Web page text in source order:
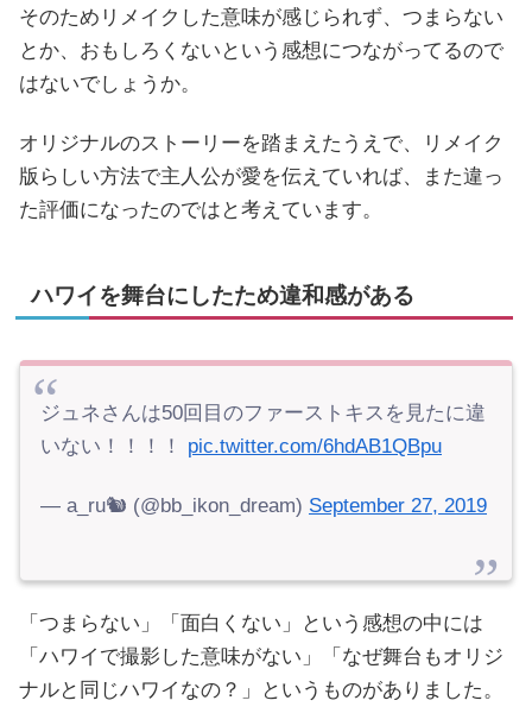
そのためリメイクした意味が感じられず、つまらない
とか、おもしろくないという感想につながってるので
はないでしょうか。
オリジナルのストーリーを踏まえたうえで、リメイク
版らしい方法で主人公が愛を伝えていれば、また違っ
た評価になったのではと考えています。
ハワイを舞台にしたため違和感がある
ジュネさんは50回目のファーストキスを見たに違
いない！！！！ pic.twitter.com/6hdAB1QBpu
— a_ru🐿 (@bb_ikon_dream) September 27, 2019
「つまらない」「面白くない」という感想の中には
「ハワイで撮影した意味がない」「なぜ舞台もオリジ
ナルと同じハワイなの？」というものがありました。